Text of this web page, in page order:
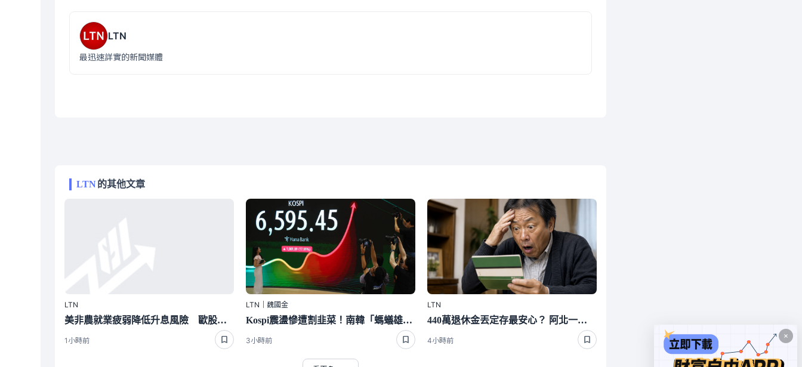
LTN
最迅速詳實的新聞媒體
LTN的其他文章
LTN
美非農就業疲弱降低升息風險 歐股收紅
1小時前
LTN｜魏國金
Kospi震盪慘遭割韭菜！南韓「螞蟻雄兵」再度湧入華爾街
3小時前
LTN
440萬退休金丟定存最安心？ 阿北一刷存摺超傻眼 3年利息僅1千多
4小時前